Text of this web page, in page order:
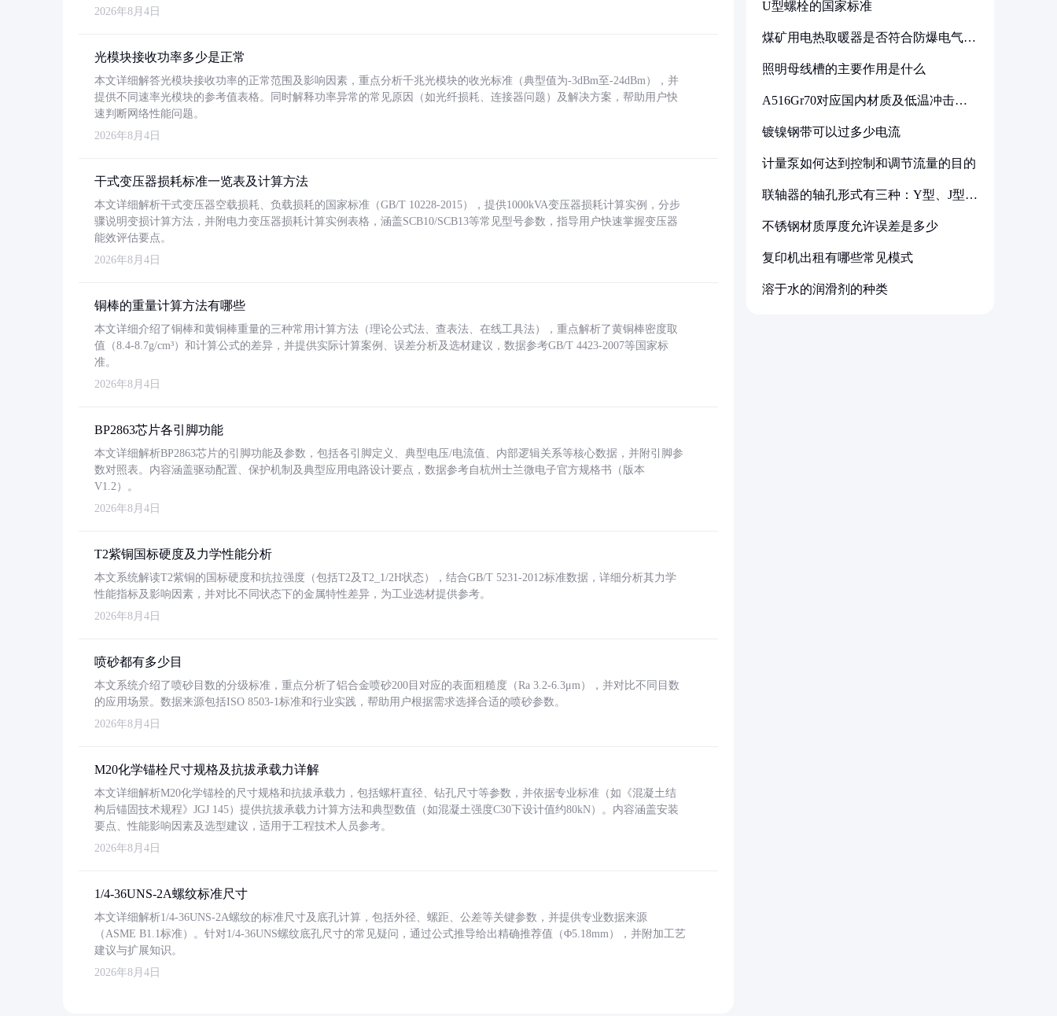
2026年8月4日
光模块接收功率多少是正常
本文详细解答光模块接收功率的正常范围及影响因素，重点分析千兆光模块的收光标准（典型值为-3dBm至-24dBm），并
提供不同速率光模块的参考值表格。同时解释功率异常的常见原因（如光纤损耗、连接器问题）及解决方案，帮助用户快
速判断网络性能问题。
2026年8月4日
干式变压器损耗标准一览表及计算方法
本文详细解析干式变压器空载损耗、负载损耗的国家标准（GB/T 10228-2015），提供1000kVA变压器损耗计算实例，分步
骤说明变损计算方法，并附电力变压器损耗计算实例表格，涵盖SCB10/SCB13等常见型号参数，指导用户快速掌握变压器
能效评估要点。
2026年8月4日
铜棒的重量计算方法有哪些
本文详细介绍了铜棒和黄铜棒重量的三种常用计算方法（理论公式法、查表法、在线工具法），重点解析了黄铜棒密度取
值（8.4-8.7g/cm³）和计算公式的差异，并提供实际计算案例、误差分析及选材建议，数据参考GB/T 4423-2007等国家标
准。
2026年8月4日
BP2863芯片各引脚功能
本文详细解析BP2863芯片的引脚功能及参数，包括各引脚定义、典型电压/电流值、内部逻辑关系等核心数据，并附引脚参
数对照表。内容涵盖驱动配置、保护机制及典型应用电路设计要点，数据参考自杭州士兰微电子官方规格书（版本
V1.2）。
2026年8月4日
T2紫铜国标硬度及力学性能分析
本文系统解读T2紫铜的国标硬度和抗拉强度（包括T2及T2_1/2H状态），结合GB/T 5231-2012标准数据，详细分析其力学
性能指标及影响因素，并对比不同状态下的金属特性差异，为工业选材提供参考。
2026年8月4日
喷砂都有多少目
本文系统介绍了喷砂目数的分级标准，重点分析了铝合金喷砂200目对应的表面粗糙度（Ra 3.2-6.3μm），并对比不同目数
的应用场景。数据来源包括ISO 8503-1标准和行业实践，帮助用户根据需求选择合适的喷砂参数。
2026年8月4日
M20化学锚栓尺寸规格及抗拔承载力详解
本文详细解析M20化学锚栓的尺寸规格和抗拔承载力，包括螺杆直径、钻孔尺寸等参数，并依据专业标准（如《混凝土结
构后锚固技术规程》JGJ 145）提供抗拔承载力计算方法和典型数值（如混凝土强度C30下设计值约80kN）。内容涵盖安装
要点、性能影响因素及选型建议，适用于工程技术人员参考。
2026年8月4日
1/4-36UNS-2A螺纹标准尺寸
本文详细解析1/4-36UNS-2A螺纹的标准尺寸及底孔计算，包括外径、螺距、公差等关键参数，并提供专业数据来源
（ASME B1.1标准）。针对1/4-36UNS螺纹底孔尺寸的常见疑问，通过公式推导给出精确推荐值（Φ5.18mm），并附加工艺
建议与扩展知识。
2026年8月4日
U型螺栓的国家标准
煤矿用电热取暖器是否符合防爆电气设
照明母线槽的主要作用是什么
A516Gr70对应国内材质及低温冲击要
镀镍钢带可以过多少电流
计量泵如何达到控制和调节流量的目的
联轴器的轴孔形式有三种：Y型、J型、
不锈钢材质厚度允许误差是多少
复印机出租有哪些常见模式
溶于水的润滑剂的种类